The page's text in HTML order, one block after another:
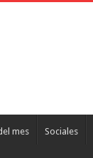
mes Sociales